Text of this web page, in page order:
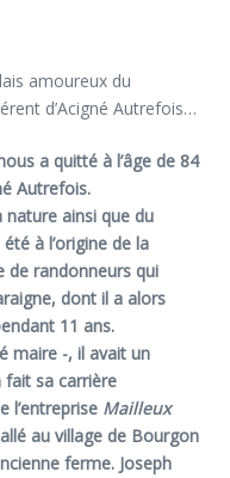
amoureux du
d’Acigné Autrefois…
a quitté à l’âge de 84
Autrefois.
nature ainsi que du
à l’origine de la
de randonneurs qui
dont il a alors
11 ans.
maire -, il avait un
fait sa carrière
l’entreprise Mailleux
au village de Bourgon
ferme. Joseph